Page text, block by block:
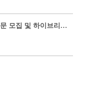
20220602 대한물리치료과학회지 논문 모집 및 하이브리드 학술대회 안내